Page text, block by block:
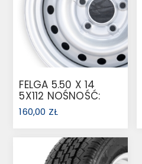
FELGA 5.50 X 14
5X112 NOŚNOŚĆ:
950 KG
160,00 ZŁ